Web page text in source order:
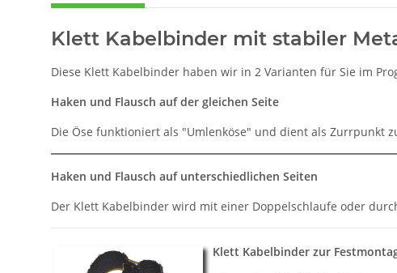
Klett Kabelbinder mit stabiler
Diese Klett Kabelbinder haben wir in 2 Varianten für Sie im
Haken und Flausch auf der gleichen Seite
Die Öse funktioniert als "Umlenköse" und dient als Zurrpunkt
Haken und Flausch auf unterschiedlichen Seiten
Der Klett Kabelbinder wird mit einer Doppelschlaufe oder
Klett Kabelbinder zur